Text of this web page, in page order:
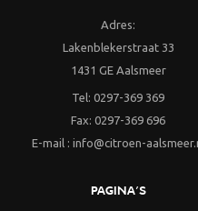
Adres:
Lakenblekerstraat 33
1431 GE Aalsmeer
Tel: 0297-369 369
Fax: 0297-369 696
E-mail : info@citroen-
PAGINA’S